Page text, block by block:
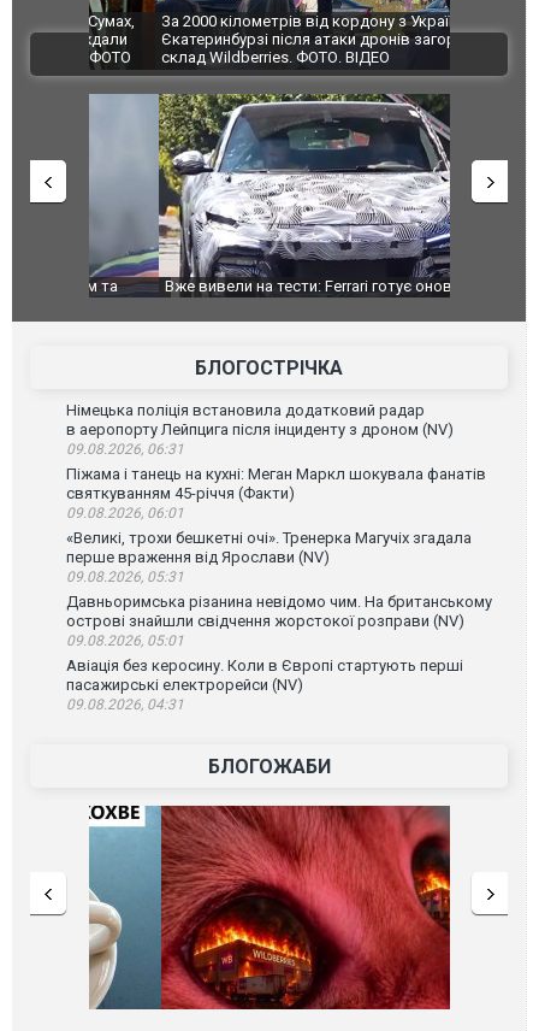
За 2000 кілометрів від кордону з Україною: в
Єкатеринбурзі після атаки дронів загорівся
склад Wildberries. ФОТО. ВІДЕО
"Мої
ВІДЕО
Вже вивели на тести: Ferrari готує оновлення
Вийшов
фільму
БЛОГОСТРІЧКА
Німецька поліція встановила додатковий радар
в аеропорту Лейпцига після інциденту з дроном (NV)
09.08.2026, 06:31
Піжама і танець на кухні: Меган Маркл шокувала фанатів
святкуванням 45-річчя (Факти)
09.08.2026, 06:01
«Великі, трохи бешкетні очі». Тренерка Магучіх згадала
перше враження від Ярослави (NV)
09.08.2026, 05:31
Давньоримська різанина невідомо чим. На британському
острові знайшли свідчення жорстокої розправи (NV)
09.08.2026, 05:01
Авіація без керосину. Коли в Європі стартують перші
пасажирські електрорейси (NV)
09.08.2026, 04:31
БЛОГОЖАБИ